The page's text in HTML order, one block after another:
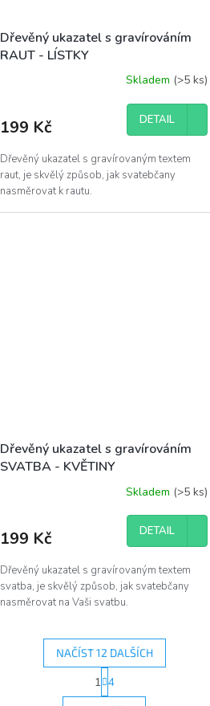
Dřevěný ukazatel s gravírováním
RAUT - LÍSTKY
Skladem (>5 ks)
199 Kč DETAIL
Dřevěný ukazatel s gravírovaným textem
raut, je skvělý způsob, jak svatebčany
nasměrovat k rautu.
Dřevěný ukazatel s gravírováním
SVATBA - KVĚTINY
Skladem (>5 ks)
199 Kč DETAIL
Dřevěný ukazatel s gravírovaným textem
svatba, je skvělý způsob, jak svatebčany
nasměrovat na Vaši svatbu.
O
NAČÍST 12 DALŠÍCH
t
r
1 4